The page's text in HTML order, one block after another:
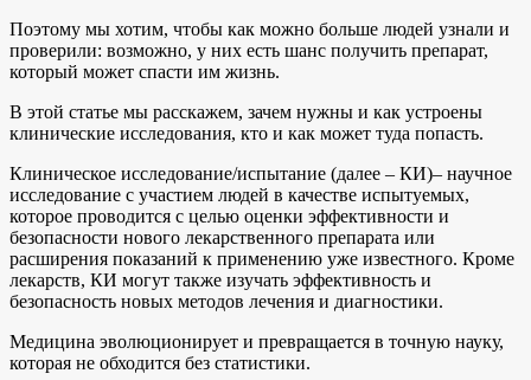
Поэтому мы хотим, чтобы как можно больше людей узнали и
проверили: возможно, у них есть шанс получить препарат,
который может спасти им жизнь.
В этой статье мы расскажем, зачем нужны и как устроены
клинические исследования, кто и как может туда попасть.
Клиническое исследование/испытание (далее – КИ)– научное
исследование с участием людей в качестве испытуемых,
которое проводится с целью оценки эффективности и
безопасности нового лекарственного препарата или
расширения показаний к применению уже известного. Кроме
лекарств, КИ могут также изучать эффективность и
безопасность новых методов лечения и диагностики.
Медицина эволюционирует и превращается в точную науку,
которая не обходится без статистики.